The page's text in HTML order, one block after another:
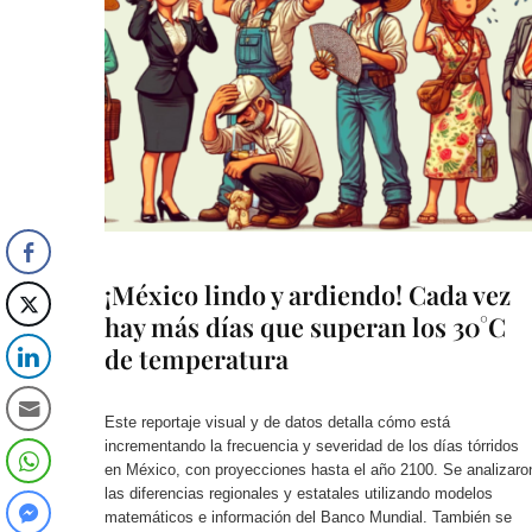
¡México lindo y ardiendo! Cada vez
hay más días que superan los 30°C
de temperatura
Este reportaje visual y de datos detalla cómo está
incrementando la frecuencia y severidad de los días tórridos
en México, con proyecciones hasta el año 2100. Se
las diferencias regionales y estatales utilizando modelos
matemáticos e información del Banco Mundial. También se